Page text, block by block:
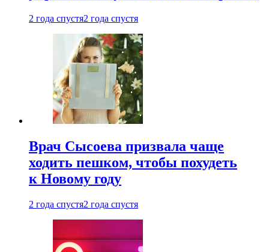
2 года спустя2 года спустя
Врач Сысоева призвала чаще
ходить пешком, чтобы похудеть
к Новому году
2 года спустя2 года спустя